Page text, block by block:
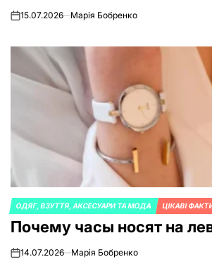
on15.07.2026 Марія Бобренко
ОПУБЛИКОВАНО
В
ОДЯГ, ВЗУТТЯ, АКСЕСУАРИ ТА МОДА ЦІКАВІ
Почему часы носят на
on14.07.2026 Марія Бобренко